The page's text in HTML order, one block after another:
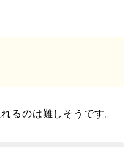
るのは難しそうです。